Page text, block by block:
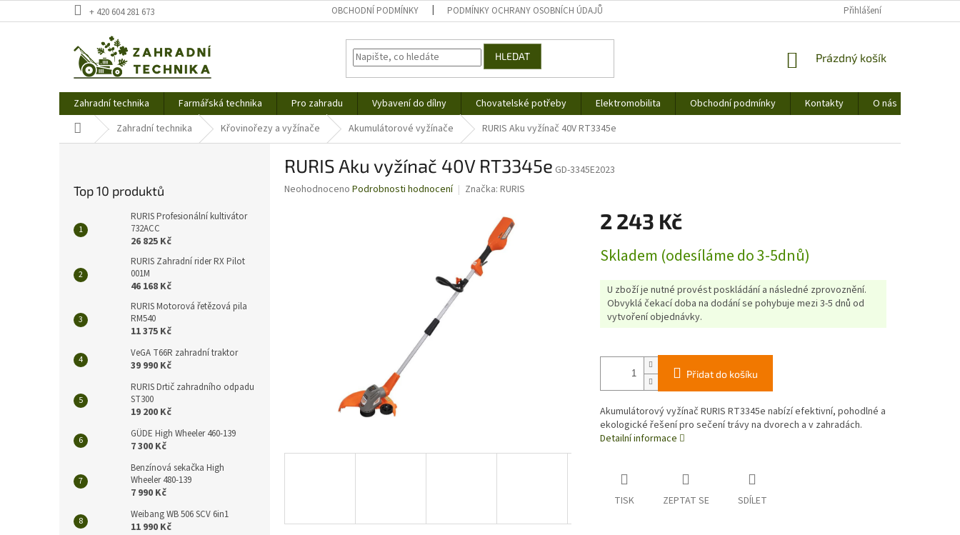
na
+ 420 604 281 673 OBCHODNÍ PODMÍNKY PODMÍNKY OCHRANY OSOBNÍCH ÚDAJŮ Přihlášení
HLEDAT
NÁKUPNÍ
Prázdný košík
Zahradní technika Farmářská technika Pro zahradu Vybavení do dílny Chovatelské potřeby Elektromobilita Obchodní podmínky Kontakty
O nás
Domů Zahradní technika Křovinořezy a vyžínače Akumulátorové vyžínače RURIS Aku vyžínač 40V RT3345e
Top 10 produktů
RURIS Profesionální kultivátor
732ACC
26 825 Kč
RURIS Zahradní rider RX Pilot
001M
46 168 Kč
RURIS Motorová řetězová pila
RM540
11 375 Kč
VeGA T66R zahradní traktor
39 990 Kč
RURIS Drtič zahradního odpadu
ST300
19 200 Kč
GÜDE High Wheeler 460-139
7 300 Kč
Benzínová sekačka High
Wheeler 480-139
7 990 Kč
Weibang WB 506 SCV 6in1
11 990 Kč
RURIS Aku vyžínač 40V RT3345e GD-3345E2023
Průměrné
Neohodnoceno Podrobnosti hodnocení Značka: RURIS
2 243 Kč
cena:
Skladem (odesíláme do 3-5dnů)
U zboží je nutné provést poskládání a následné zprovoznění.
Obvyklá čekací doba na dodání se pohybuje mezi 3-5 dnů od
vytvoření objednávky.
Přidat do košíku
Akumulátorový vyžínač RURIS RT3345e nabízí efektivní, pohodlné a
ekologické řešení pro sečení trávy na dvorech a v zahradách.
Detailní informace
TISK ZEPTAT SE SDÍLET